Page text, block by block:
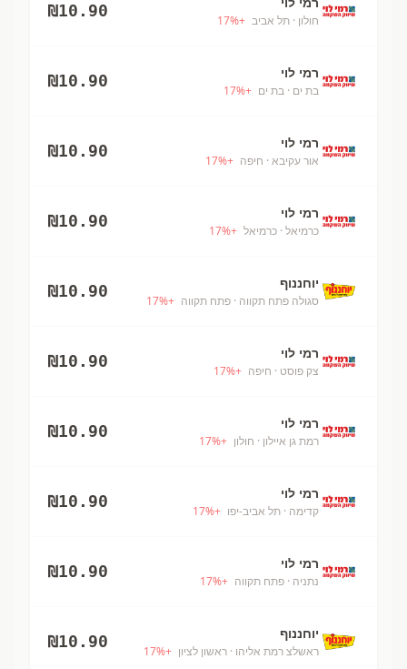
חולון · תל אביב +
17%
₪10.90
רמי לוי
בת ים · בת ים +
17%
₪10.90
רמי לוי
אור עקיבא · חיפה +
17%
₪10.90
רמי לוי
כרמיאל · כרמיאל +
17%
₪10.90
יוחננוף
סגולה פתח תקווה · פתח תקווה +
17%
₪10.90
רמי לוי
צק פוסט · חיפה +
17%
₪10.90
רמי לוי
רמת גן איילון · חולון +
17%
₪10.90
רמי לוי
קדימה · תל אביב-יפו +
17%
₪10.90
רמי לוי
נתניה · פתח תקווה +
17%
₪10.90
יוחננוף
ראשלצ רמת אליהו · ראשון לציון +
17%
₪10.90